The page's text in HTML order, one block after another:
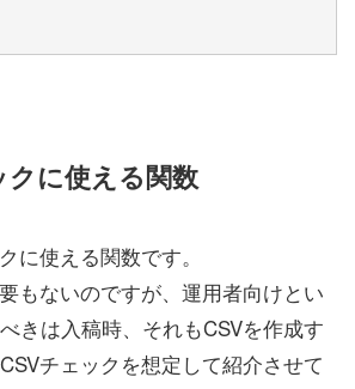
クに使える関数
に使える関数です。
もないのですが、運用者向けとい
きは入稿時、それもCSVを作成す
チェックを想定して紹介させて